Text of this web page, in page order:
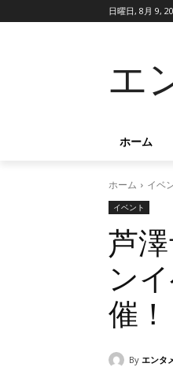
日曜日, 8月 9,
エ
ホーム
ホーム イベ
イベント
芦
ン
催！
By エンタ